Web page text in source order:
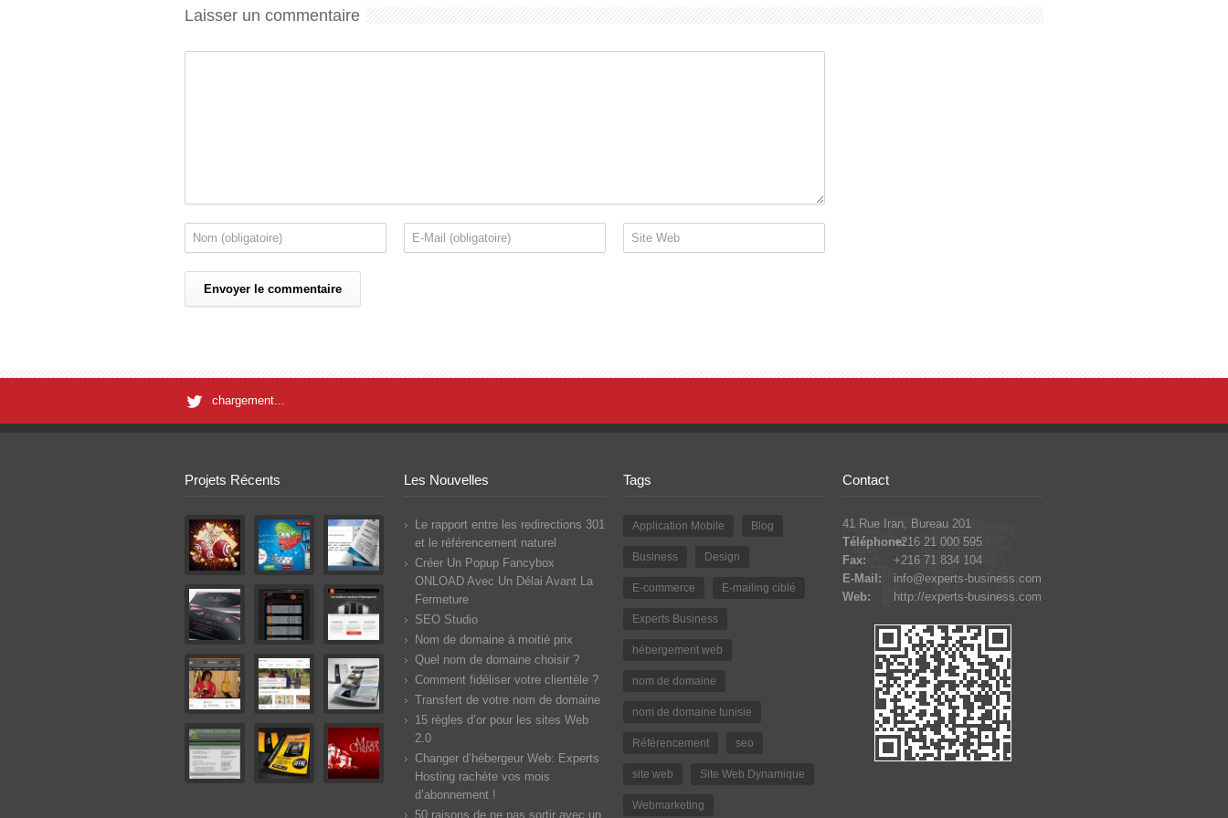
Laisser un commentaire
chargement...
Projets Récents Les Nouvelles
Le rapport entre les redirections 301
et le référencement naturel
Créer Un Popup Fancybox
ONLOAD Avec Un Délai Avant La
Fermeture
SEO Studio
Nom de domaine à moitié prix
Quel nom de domaine choisir ?
Comment fidéliser votre clientèle ?
Transfert de votre nom de domaine
15 règles d’or pour les sites Web
2.0
Changer d’hébergeur Web: Experts
Hosting rachète vos mois
d’abonnement !
50 raisons de ne pas sortir avec un
Tags
Application Mobile Blog
Business Design
E-commerce E-mailing ciblé
Experts Business
hébergement web
nom de domaine
nom de domaine tunisie
Référencement seo
site web Site Web Dynamique
Webmarketing
Contact
41 Rue Iran, Bureau 201
Téléphone:+216 21 000 595
Fax:
+216 71 834 104
E-Mail:
info@experts-business.com
Web:
http://experts-business.com